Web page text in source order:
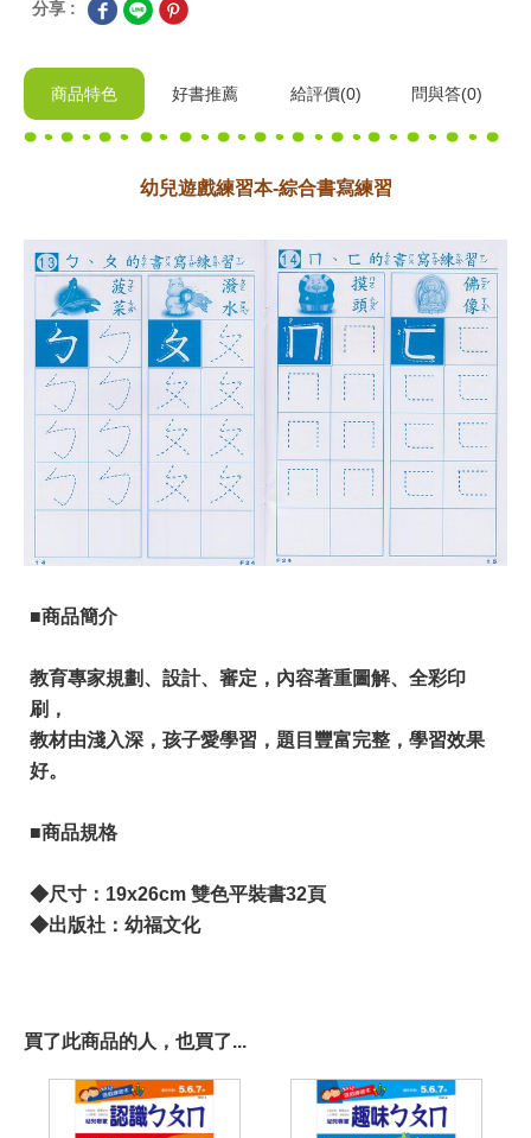
分享 :
商品特色 好書推薦 給評價(0) 問與答(0)
幼兒遊戲練習本-綜合書寫練習
■商品簡介
教育專家規劃、設計、審定，內容著重圖解、全彩印
刷，
​​教材由淺入深，孩子愛學習，題目豐富完整，學習效果
好。
■商品規格
◆尺寸：19x26cm 雙色平裝書32頁
◆出版社：幼福文化
買了此商品的人，也買了...